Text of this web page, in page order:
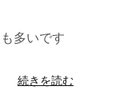
多いです
続きを読む